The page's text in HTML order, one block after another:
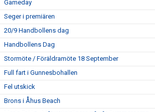
Gameday
Seger i premiären
20/9 Handbollens dag
Handbollens Dag
Stormöte / Föräldramöte 18 September
Full fart i Gunnesbohallen
Fel utskick
Brons i Åhus Beach